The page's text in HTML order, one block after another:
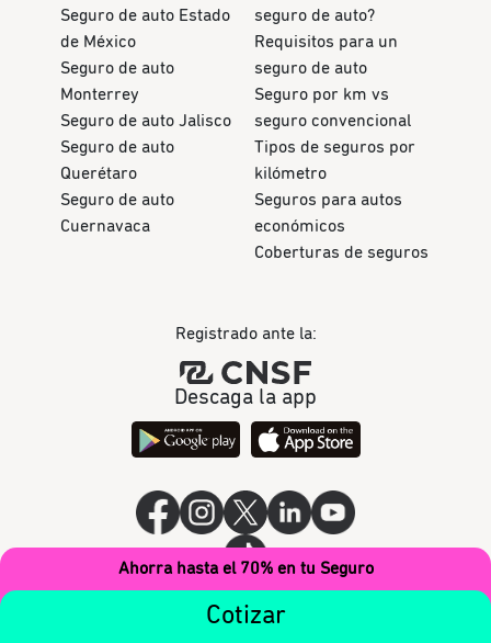
Ahorra hasta el 70% en tu Seguro
Cotizar
Seguro de auto Estado
de México
Seguro de auto
Monterrey
Seguro de auto Jalisco
Seguro de auto
Querétaro
Seguro de auto
Cuernavaca
seguro de auto?
Requisitos para un
seguro de auto
Seguro por km vs
seguro convencional
Tipos de seguros por
kilómetro
Seguros para autos
económicos
Coberturas de seguros
Registrado ante la:
Descaga la app